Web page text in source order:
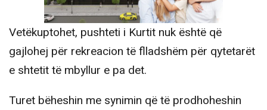
Vetëkuptohet, pushteti i Kurtit nuk është që
gajlohej për rekreacion të flladshëm për qytetarët
e shtetit të mbyllur e pa det.
Turet bëheshin me synimin që të prodhoheshin